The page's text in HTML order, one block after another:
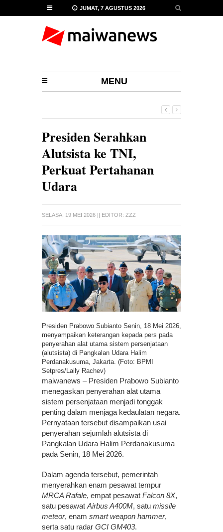
JUMAT, 7 AGUSTUS 2026
MENU
Presiden Serahkan
Alutsista ke TNI,
Perkuat Pertahanan
Udara
SELASA, 19 MEI 2026 || EDITOR: ZZZ
Presiden Prabowo Subianto Senin, 18 Mei 2026,
menyampaikan keterangan kepada pers pada
penyerahan alat utama sistem persenjataan
(alutsista) di Pangkalan Udara Halim
Perdanakusuma, Jakarta. (Foto: BPMI
Setpres/Laily Rachev)
maiwanews – Presiden Prabowo Subianto
menegaskan penyerahan alat utama
sistem persenjataan menjadi tonggak
penting dalam menjaga kedaulatan negara.
Pernyataan tersebut disampaikan usai
penyerahan sejumlah alutsista di
Pangkalan Udara Halim Perdanakusuma
pada Senin, 18 Mei 2026.
Dalam agenda tersebut, pemerintah
menyerahkan enam pesawat tempur
MRCA Rafale, empat pesawat Falcon 8X,
satu pesawatAirbus A400M, satu missile
meteor, enam smart weapon hammer,
serta satu radar GCI GM403.